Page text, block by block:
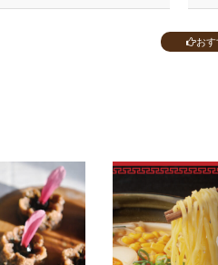
チ トンロー
おす